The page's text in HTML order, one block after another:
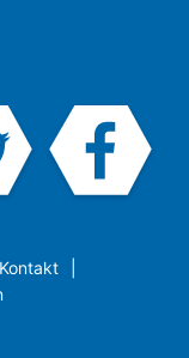
Kontakt